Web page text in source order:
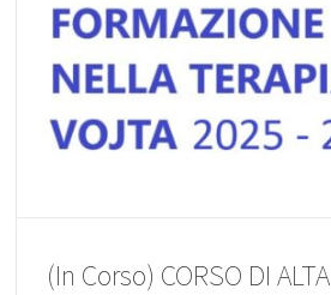
(In Corso) CORSO DI ALTA